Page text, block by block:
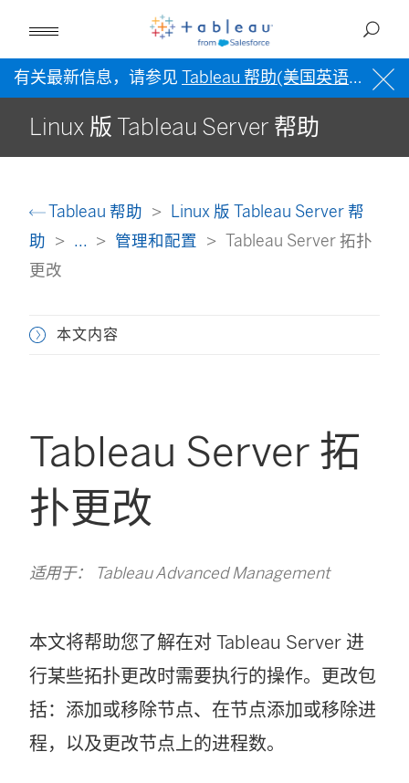
有关最新信息，请参见 Tableau 帮助(美国英语) 。
Linux 版 Tableau Server 帮助
Tableau 帮助
Linux 版 Tableau Server 帮
助
... 管理和配置
Tableau Server 拓扑
更改
本文内容
Tableau Server 拓
扑更改
适用于： Tableau Advanced Management
本文将帮助您了解在对 Tableau Server 进
行某些拓扑更改时需要执行的操作。更改包
括：添加或移除节点、在节点添加或移除进
程，以及更改节点上的进程数。